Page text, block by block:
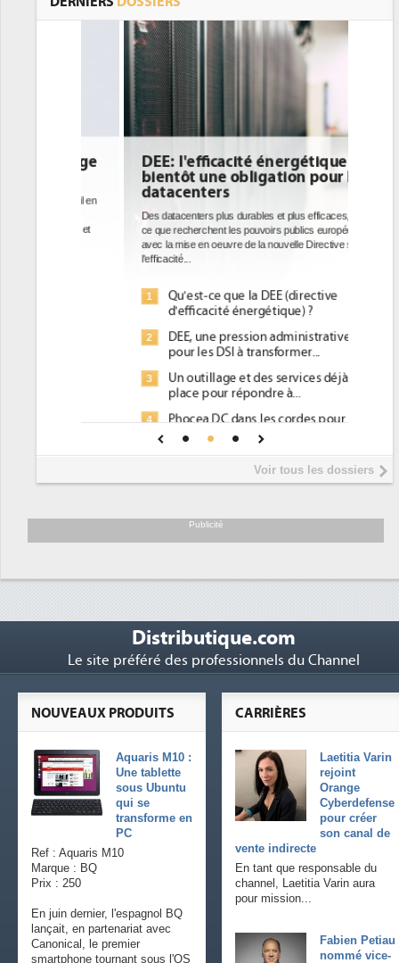
DEE: l'efficacité énergétique
bientôt une obligation pour les
datacenters
Des datacenters plus durables et plus efficaces, c'est
ce que recherchent les pouvoirs publics européens
avec la mise en oeuvre de la nouvelle Directive sur
l'efficacité...
Qu'est-ce que la DEE (directive
d'efficacité énergétique) ?
DEE, une pression administrative
pour les DSI à transformer...
Un outillage et des services déjà en
place pour répondre à...
Phocea DC dans les cordes pour la
Interview de Fabrice Coquio,
président de Digital Realty...
soutient les...
Voir tous les dossiers
Publicité
Distributique.com
Le site préféré des professionnels du Channel
CARRIÈRES
Laetitia Varin
rejoint
Orange
Cyberdefense
pour créer
son canal de
vente indirecte
En tant que responsable du
channel, Laetitia Varin aura
pour mission...
Fabien Petiau
nommé vice-
NOUVEAUX PRODUITS
Aquaris M10 :
Une tablette
sous Ubuntu
qui se
transforme en
PC
Ref : Aquaris M10
Marque : BQ
Prix : 250
En juin dernier, l'espagnol BQ
lançait, en partenariat avec
Canonical, le premier
smartphone tournant sous l'OS